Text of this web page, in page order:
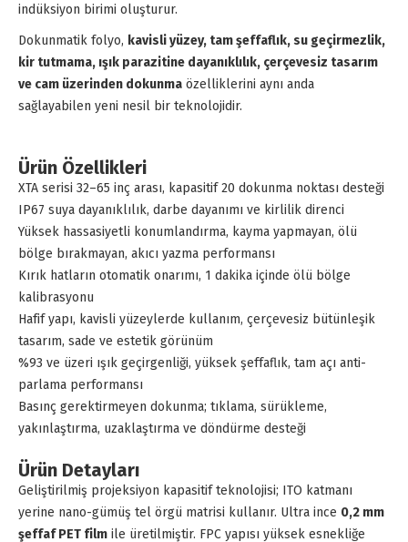
indüksiyon birimi oluşturur.
Dokunmatik folyo, kavisli yüzey, tam şeffaflık, su geçirmezlik,
kir tutmama, ışık parazitine dayanıklılık, çerçevesiz tasarım
ve cam üzerinden dokunma özelliklerini aynı anda
sağlayabilen yeni nesil bir teknolojidir.
Ürün Özellikleri
XTA serisi 32–65 inç arası, kapasitif 20 dokunma noktası desteği
IP67 suya dayanıklılık, darbe dayanımı ve kirlilik direnci
Yüksek hassasiyetli konumlandırma, kayma yapmayan, ölü
bölge bırakmayan, akıcı yazma performansı
Kırık hatların otomatik onarımı, 1 dakika içinde ölü bölge
kalibrasyonu
Hafif yapı, kavisli yüzeylerde kullanım, çerçevesiz bütünleşik
tasarım, sade ve estetik görünüm
%93 ve üzeri ışık geçirgenliği, yüksek şeffaflık, tam açı anti-
parlama performansı
Basınç gerektirmeyen dokunma; tıklama, sürükleme,
yakınlaştırma, uzaklaştırma ve döndürme desteği
Ürün Detayları
Geliştirilmiş projeksiyon kapasitif teknolojisi; ITO katmanı
yerine nano-gümüş tel örgü matrisi kullanır. Ultra ince 0,2 mm
şeffaf PET film ile üretilmiştir. FPC yapısı yüksek esnekliğe